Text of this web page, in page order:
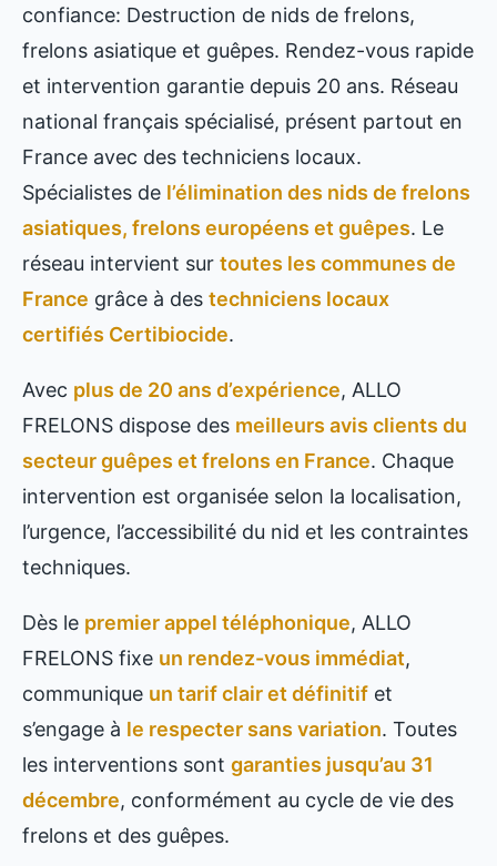
confiance: Destruction de nids de frelons,
frelons asiatique et guêpes. Rendez-vous rapide
et intervention garantie depuis 20 ans. Réseau
national français spécialisé, présent partout en
France avec des techniciens locaux.
Spécialistes de l’élimination des nids de frelons
asiatiques, frelons européens et guêpes. Le
réseau intervient sur toutes les communes de
France grâce à des techniciens locaux
certifiés Certibiocide.
Avec plus de 20 ans d’expérience, ALLO
FRELONS dispose des meilleurs avis clients du
secteur guêpes et frelons en France. Chaque
intervention est organisée selon la localisation,
l’urgence, l’accessibilité du nid et les contraintes
techniques.
Dès le premier appel téléphonique, ALLO
FRELONS fixe un rendez-vous immédiat,
communique un tarif clair et définitif et
s’engage à le respecter sans variation. Toutes
les interventions sont garanties jusqu’au 31
décembre, conformément au cycle de vie des
frelons et des guêpes.